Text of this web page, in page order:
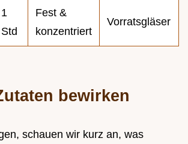
1
Std
Fest &
konzentriert
Vorratsgläser
bewirken
schauen wir kurz an, was